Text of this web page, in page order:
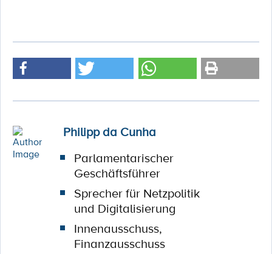
Philipp da Cunha
Parlamentarischer
Geschäftsführer
Sprecher für Netzpolitik
und Digitalisierung
Innenausschuss,
Finanzausschuss